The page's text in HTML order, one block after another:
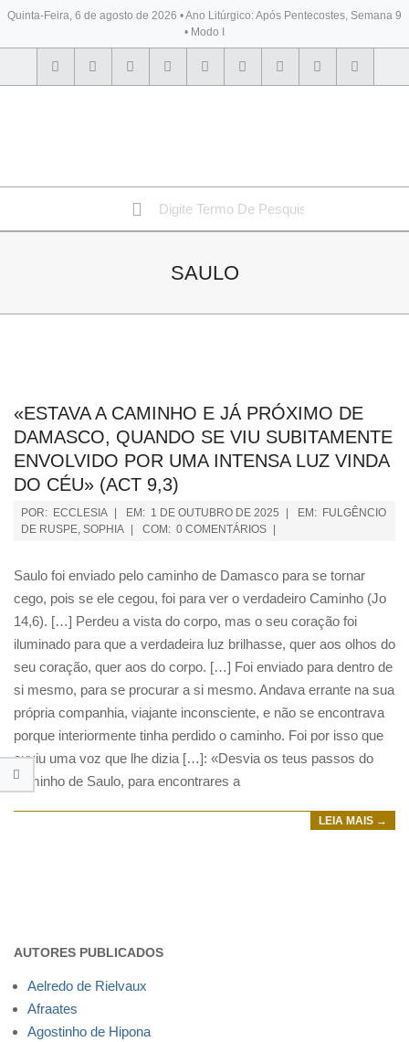
Quinta-Feira, 6 de agosto de 2026 • Ano Litúrgico: Após Pentecostes, Semana 9
• Modo I
BYBLOS
SAULO
«ESTAVA A CAMINHO E JÁ PRÓXIMO DE
DAMASCO, QUANDO SE VIU SUBITAMENTE
ENVOLVIDO POR UMA INTENSA LUZ VINDA
DO CÉU» (ACT 9,3)
POR: ECCLESIA EM: 1 DE OUTUBRO DE 2025 EM: FULGÊNCIO
DE RUSPE, SOPHIA COM: 0 COMENTÁRIOS
Saulo foi enviado pelo caminho de Damasco para se tornar
cego, pois se ele cegou, foi para ver o verdadeiro Caminho (Jo
14,6). […] Perdeu a vista do corpo, mas o seu coração foi
iluminado para que a verdadeira luz brilhasse, quer aos olhos do
seu coração, quer aos do corpo. […] Foi enviado para dentro de
si mesmo, para se procurar a si mesmo. Andava errante na sua
própria companhia, viajante inconsciente, e não se encontrava
porque interiormente tinha perdido o caminho. Foi por isso que
ouviu uma voz que lhe dizia […]: «Desvia os teus passos do
caminho de Saulo, para encontrares a
LEIA MAIS →
AUTORES PUBLICADOS
Aelredo de Rielvaux
Afraates
Agostinho de Hipona